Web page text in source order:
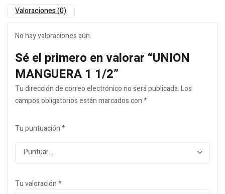
Valoraciones (0)
No hay valoraciones aún.
Sé el primero en valorar “UNION
MANGUERA 1 1/2”
Tu dirección de correo electrónico no será publicada.Los
campos obligatorios están marcados con*
Tu puntuación*
Tu valoración*